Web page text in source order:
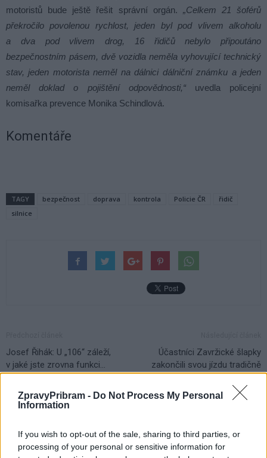
ZpravyPribram - Do Not Process My Personal
Information
If you wish to opt-out of the sale, sharing to third parties, or
processing of your personal or sensitive information for
motoristů bude ještě řešit správní orgán. „Celkem 21 šoférů
překročilo povolenou rychlost, jeden byl pod vlivem alkoholu
a dva pod vlivem drog, 16 řidičů nebylo připoutáno
bezpečnostním pásem, dvě vozidla neměla vyhovující technický
stav, jeden motorista neměl na dálnici dálniční známku a jeden
neměl doklad o pojištění odpovědnosti,“uvedla policejní
komisařka prevence Monika Schindlová.
Komentáře
TAGY bezpečnost doprava kontrola Policie ČR
řidič
silnice
Josef Řihák: U „106“ záleží,
v jaké jste zrovna funkci…
Účastníci Zavržické šlapky
zakončili svou jízdu tradičně
v Hornickém muzeu Příbram
VÍCE OD AUTORA